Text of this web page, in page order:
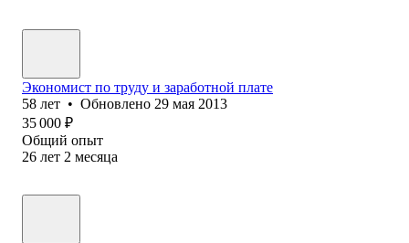
Экономист по труду и заработной плате
58 лет • Обновлено 29 мая 2013
35 000 ₽
Общий опыт
26 лет 2 месяца